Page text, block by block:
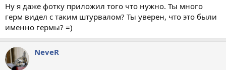
Ну я даже фотку приложил того что нужно. Ты много
герм видел с таким штурвалом? Ты уверен, что это были
именно гермы? =)
NeveR